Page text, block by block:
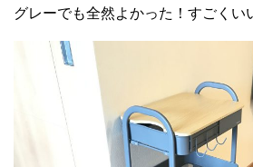
グレーでも全然よかった！すごくい